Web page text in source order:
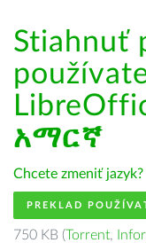
Stiahnuť
አማርኛ
Chcete zmeniť jazyk?
PREKLAD
750 KB (Torrent,